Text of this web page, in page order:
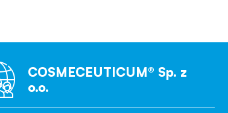
COSMECEUTICUM® Sp. z
o.o.